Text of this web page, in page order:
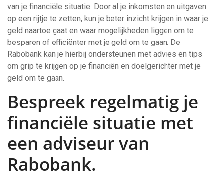
van je financiële situatie. Door al je inkomsten en uitgaven
op een rijtje te zetten, kun je beter inzicht krijgen in waar je
geld naartoe gaat en waar mogelijkheden liggen om te
besparen of efficiënter met je geld om te gaan. De
Rabobank kan je hierbij ondersteunen met advies en tips
om grip te krijgen op je financiën en doelgerichter met je
geld om te gaan.
Bespreek regelmatig je
financiële situatie met
een adviseur van
Rabobank.